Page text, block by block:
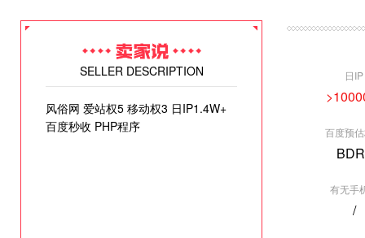
SELLER DESCRIPTION
风俗网 爱站权5 移动权3 日IP1.4W+
百度秒收 PHP程序
日IP
百度预
有无手
/